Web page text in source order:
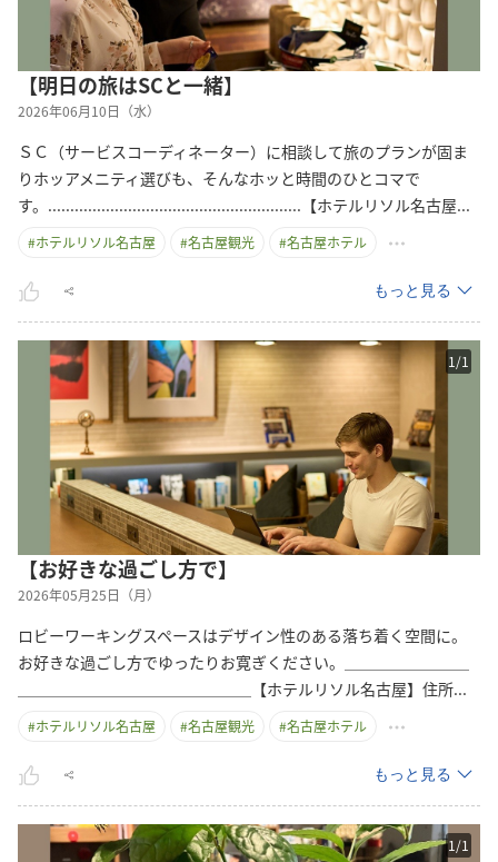
【明日の旅はSCと一緒】
2026年06月10日（水）
ＳＣ（サービスコーディネーター）に相談して旅のプランが固ま
りホッアメニティ選びも、そんなホッと時間のひとコマで
す。.........................................................【ホテルリソル名古屋...
#ホテルリソル名古屋 #名古屋観光 #名古屋ホテル
もっと見る
1 /1
【お好きな過ごし方で】
2026年05月25日（月）
ロビーワーキングスペースはデザイン性のある落ち着く空間に。
お好きな過ごし方でゆったりお寛ぎください。＿＿＿＿＿＿＿＿
＿＿＿＿＿＿＿＿＿＿＿＿＿＿＿【ホテルリソル名古屋】住所...
#ホテルリソル名古屋 #名古屋観光 #名古屋ホテル
もっと見る
1 /1